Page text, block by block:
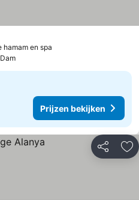
hamam en spa
bekijken
Prijzen bekijken
Delen